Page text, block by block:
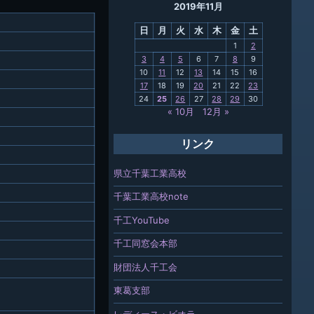
校
ちば
2019年11月
日 月 火 水 木 金 土
1
2
3
4 5 6 7 8
9
10
11 12 13 14 15
16
17
18 19 20 21 22
23
24
25 26 27 28 29 30
« 10月 12月 »
リンク
県立千葉工業高校
千葉工業高校note
千工YouTube
千工同窓会本部
財団法人千工会
東葛支部